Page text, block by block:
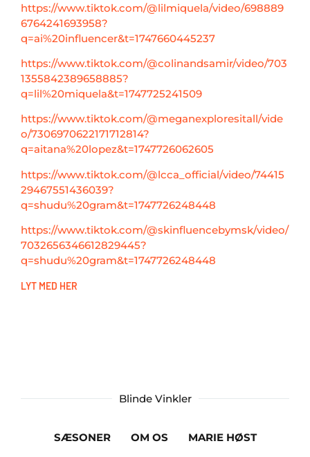
https://www.tiktok.com/@lilmiquela/video/698889
6764241693958?
q=ai%20influencer&t=1747660445237
https://www.tiktok.com/@colinandsamir/video/703
1355842389658885?
q=lil%20miquela&t=1747725241509
https://www.tiktok.com/@meganexploresitall/vide
o/7306970622171712814?
q=aitana%20lopez&t=1747726062605
https://www.tiktok.com/@lcca_official/video/74415
29467551436039?
q=shudu%20gram&t=1747726248448
https://www.tiktok.com/@skinfluencebymsk/video/
7032656346612829445?
q=shudu%20gram&t=1747726248448
LYT MED HER
Blinde Vinkler
SÆSONER OM OS MARIE HØST